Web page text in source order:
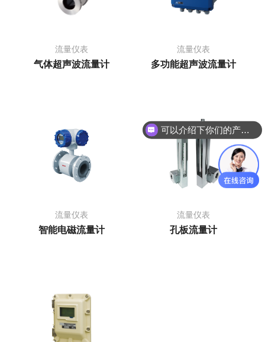
流量仪表
气体超声波流量计
流量仪表
多功能超声波流量计
流量仪表
智能电磁流量计
流量仪表
孔板流量计
可以介绍下你们的产品么？